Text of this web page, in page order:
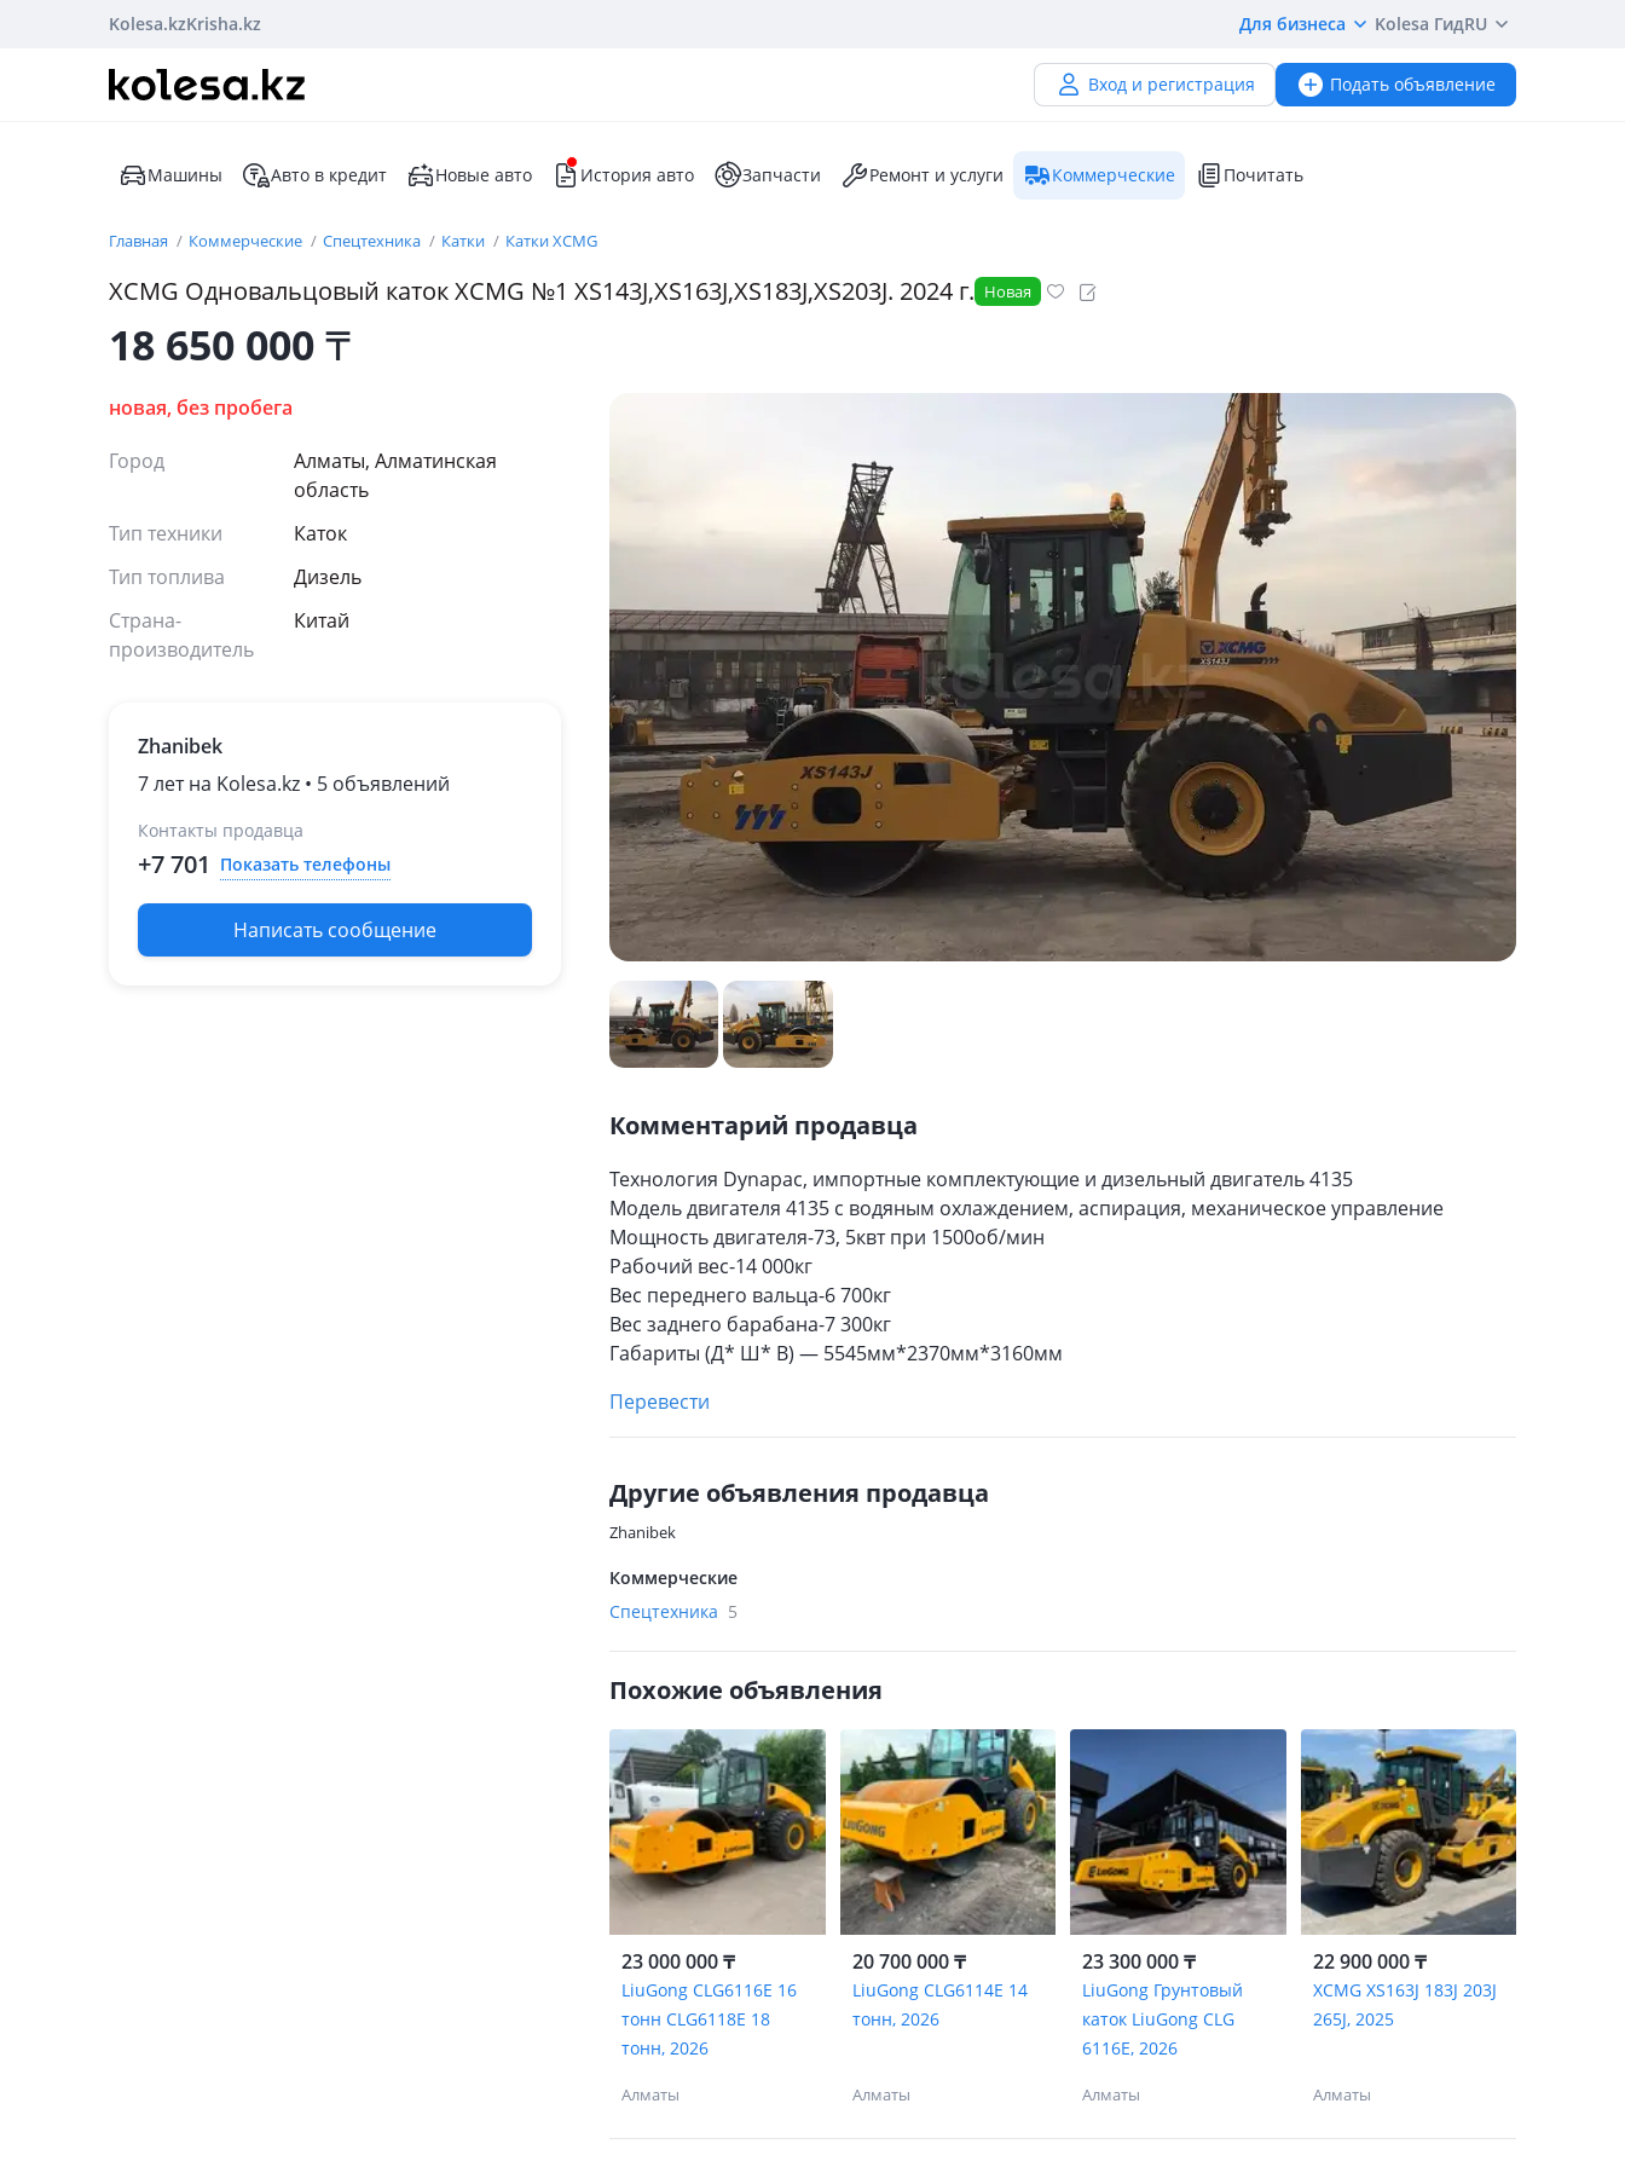
Kolesa.kzKrisha.kz Для бизнеса Kolesa ГидRU
Вход и регистрация Подать объявление
Машины Авто в кредит Новые авто История авто Запчасти Ремонт и услуги Коммерческие Почитать
Главная Коммерческие Спецтехника Катки Катки XCMG
XCMG Одновальцовый каток XCMG №1 XS143J,XS163J,XS183J,XS203J. 2024 г. Новая
18 650 000₸
новая, без пробега
Город
Алматы, Алматинская
область
Тип техники
Каток
Тип топлива
Дизель
Страна-
производитель
Китай
Zhanibek
7 лет на Kolesa.kz • 5 объявлений
Контакты продавца
+7 701 Показать телефоны
Написать сообщение
Комментарий продавца
Технология Dynapac, импортные комплектующие и дизельный двигатель 4135
Модель двигателя 4135 с водяным охлаждением, аспирация, механическое управление
Мощность двигателя-73, 5квт при 1500об/мин
Рабочий вес-14 000кг
Вес переднего вальца-6 700кг
Вес заднего барабана-7 300кг
Габариты (Д* Ш* В) — 5545мм*2370мм*3160мм
Перевести
Другие объявления продавца
Zhanibek
Коммерческие
Спецтехника 5
Похожие объявления
23 000 000 ₸
LiuGong CLG6116E 16
тонн CLG6118E 18
тонн, 2026
Алматы
20 700 000 ₸
LiuGong CLG6114E 14
тонн, 2026
Алматы
23 300 000 ₸
LiuGong Грунтовый
каток LiuGong CLG
6116E, 2026
Алматы
22 900 000 ₸
XCMG XS163J 183J 203J
265J, 2025
Алматы